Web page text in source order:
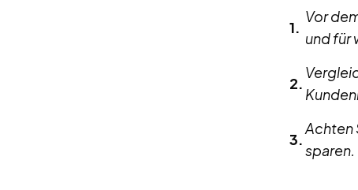
Vor
und für
Achten
sparen.